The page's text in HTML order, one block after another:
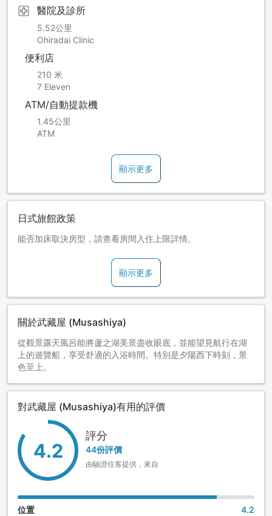
醫院及診所
5.52公里
Ohiradai Clinic
便利店
210 米
7 Eleven
ATM/自動提款機
1.45公里
ATM
顯示更多
日式旅館政策
能否加床取決房型，請查看房間入住上限詳情。
顯示更多
關於武藏屋 (Musashiya)
從觀景露天風呂能將蘆之湖美景盡收眼底，並能望見航行在湖
上的遊覽船，享受舒適的入浴時間。特別是夕陽西下時刻，景
色至上。
對武藏屋 (Musashiya)有用的評價
4.2
評分
44份評價
由驗證住客提供，來自
位置 4.2